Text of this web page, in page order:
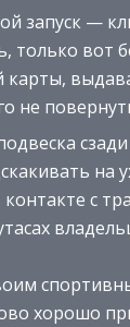
запуск —
только вот
карты,
не
на
контакте с
хорошо